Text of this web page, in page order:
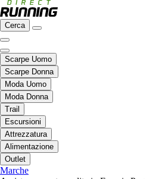
Cerca
Scarpe Uomo
Scarpe Donna
Moda Uomo
Moda Donna
Trail
Escursioni
Attrezzatura
Alimentazione
Outlet
Marche